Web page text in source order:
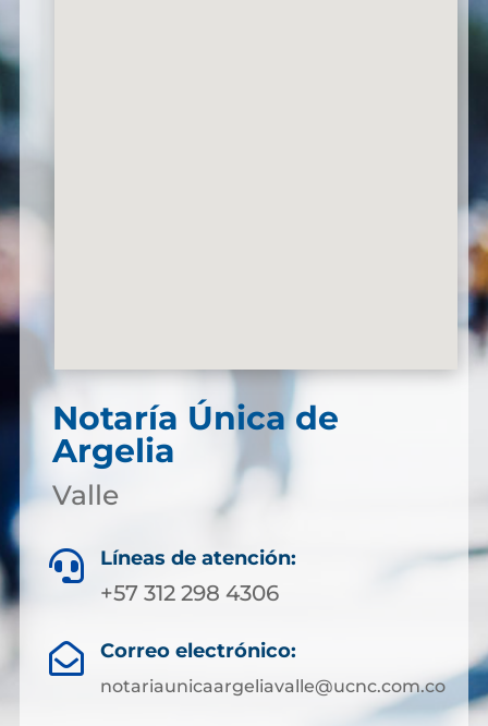
Notaría Única de
Argelia
Valle
 Líneas de atención:
+57 312 298 4306
 Correo electrónico:
notariaunicaargeliavalle@ucnc.com.co